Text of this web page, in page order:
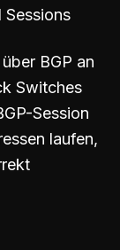
Sessions
BGP an
Switches
Session
laufen,